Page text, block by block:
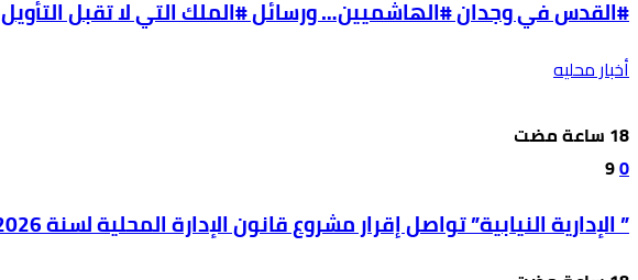
#القدس في وجدان #الهاشميين… ورسائل #الملك التي لا تقبل التأويل
أخبار محليه
0
9
” الإدارية النيابية” تواصل إقرار مشروع قانون الإدارة المحلية لسنة 2026